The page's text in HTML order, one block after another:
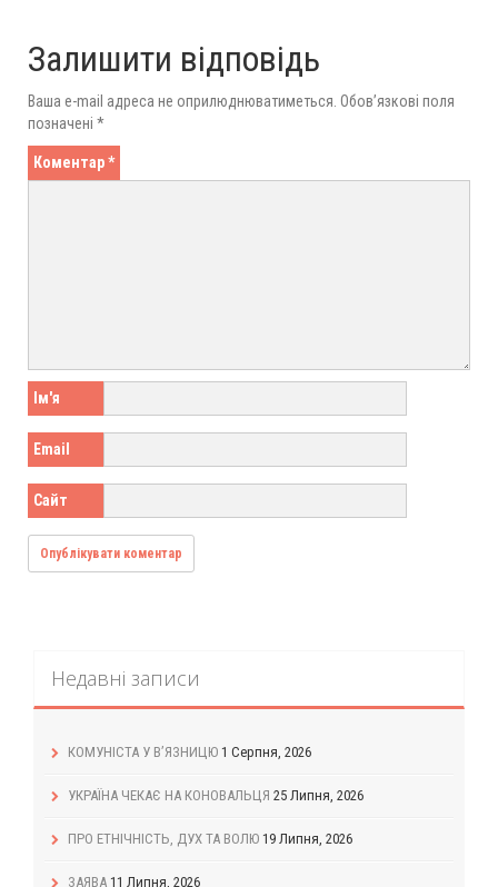
Залишити відповідь
Ваша e-mail адреса не оприлюднюватиметься. Обов’язкові поля
позначені *
Коментар*
Ім'я
Email
Сайт
Недавні записи
КОМУНІСТА У В’ЯЗНИЦЮ 1 Серпня, 2026
УКРАЇНА ЧЕКАЄ НА КОНОВАЛЬЦЯ 25 Липня, 2026
ПРО ЕТНІЧНІСТЬ, ДУХ ТА ВОЛЮ 19 Липня, 2026
ЗАЯВА 11 Липня, 2026